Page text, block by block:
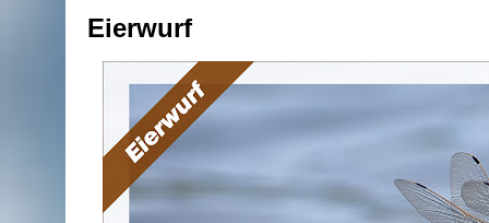
Eierwurf